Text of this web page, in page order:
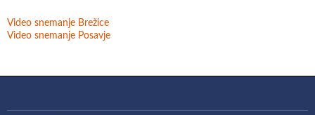
Video snemanje Brežice
Video snemanje Posavje